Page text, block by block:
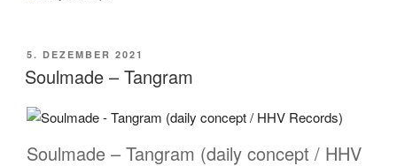
VERÖFFENTLICHT
AM
5. DEZEMBER 2021
Soulmade – Tangram
Soulmade – Tangram (daily concept / HHV